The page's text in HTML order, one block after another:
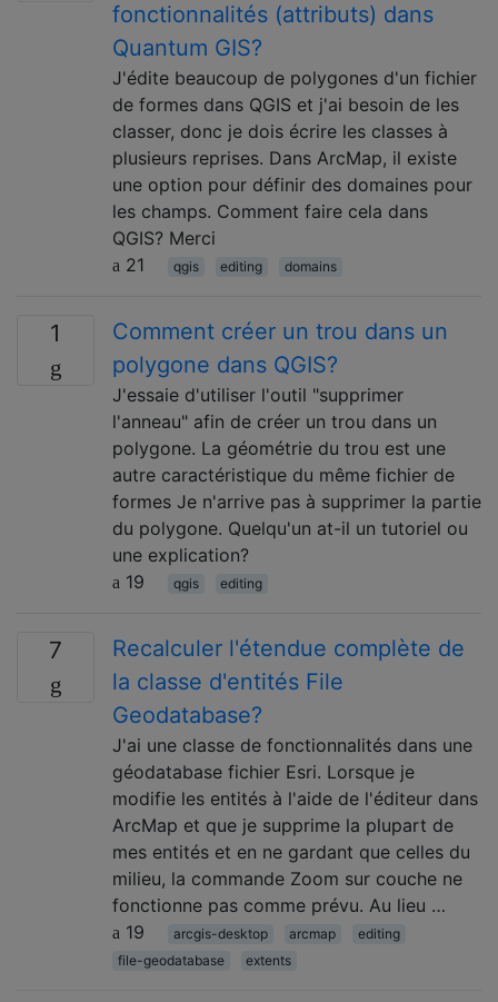
fonctionnalités (attributs) dans
Quantum GIS?
J'édite beaucoup de polygones d'un fichier
de formes dans QGIS et j'ai besoin de les
classer, donc je dois écrire les classes à
plusieurs reprises. Dans ArcMap, il existe
une option pour définir des domaines pour
les champs. Comment faire cela dans
QGIS? Merci
21
qgis editing domains
1
Comment créer un trou dans un
polygone dans QGIS?
J'essaie d'utiliser l'outil "supprimer
l'anneau" afin de créer un trou dans un
polygone. La géométrie du trou est une
autre caractéristique du même fichier de
formes Je n'arrive pas à supprimer la partie
du polygone. Quelqu'un at-il un tutoriel ou
une explication?
19
qgis editing
7
Recalculer l'étendue complète de
la classe d'entités File
Geodatabase?
J'ai une classe de fonctionnalités dans une
géodatabase fichier Esri. Lorsque je
modifie les entités à l'aide de l'éditeur dans
ArcMap et que je supprime la plupart de
mes entités et en ne gardant que celles du
milieu, la commande Zoom sur couche ne
fonctionne pas comme prévu. Au lieu …
19
arcgis-desktop arcmap
editing
file-geodatabase
extents